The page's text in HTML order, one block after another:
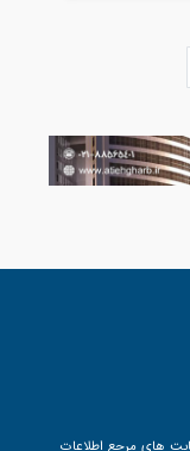
های مرجع اطلاعات